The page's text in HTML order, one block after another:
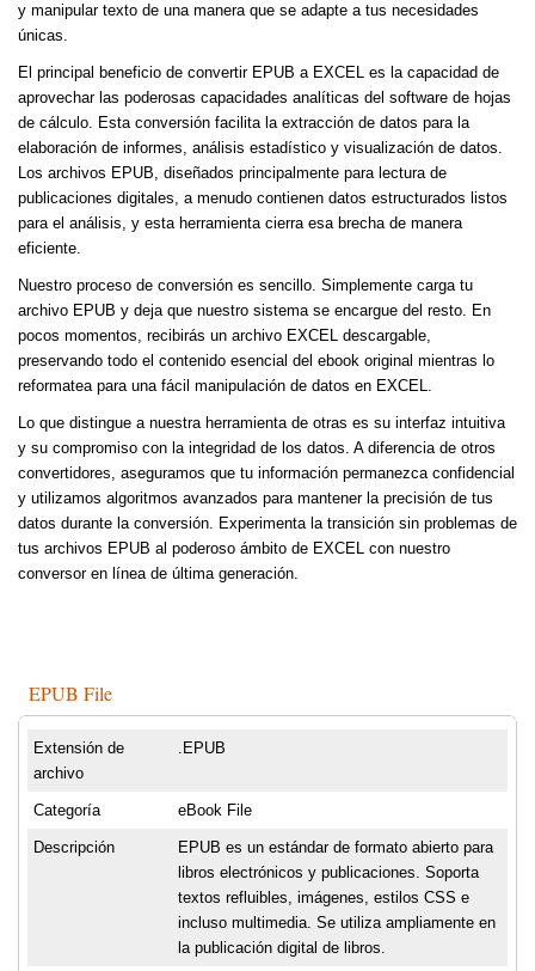
y manipular texto de una manera que se adapte a tus necesidades
únicas.
El principal beneficio de convertir EPUB a EXCEL es la capacidad de
aprovechar las poderosas capacidades analíticas del software de hojas
de cálculo. Esta conversión facilita la extracción de datos para la
elaboración de informes, análisis estadístico y visualización de datos.
Los archivos EPUB, diseñados principalmente para lectura de
publicaciones digitales, a menudo contienen datos estructurados listos
para el análisis, y esta herramienta cierra esa brecha de manera
eficiente.
Nuestro proceso de conversión es sencillo. Simplemente carga tu
archivo EPUB y deja que nuestro sistema se encargue del resto. En
pocos momentos, recibirás un archivo EXCEL descargable,
preservando todo el contenido esencial del ebook original mientras lo
reformatea para una fácil manipulación de datos en EXCEL.
Lo que distingue a nuestra herramienta de otras es su interfaz intuitiva
y su compromiso con la integridad de los datos. A diferencia de otros
convertidores, aseguramos que tu información permanezca confidencial
y utilizamos algoritmos avanzados para mantener la precisión de tus
datos durante la conversión. Experimenta la transición sin problemas de
tus archivos EPUB al poderoso ámbito de EXCEL con nuestro
conversor en línea de última generación.
EPUB File
Extensión de
archivo
.EPUB
Categoría eBook File
Descripción
EPUB es un estándar de formato abierto para
libros electrónicos y publicaciones. Soporta
textos refluibles, imágenes, estilos CSS e
incluso multimedia. Se utiliza ampliamente en
la publicación digital de libros.